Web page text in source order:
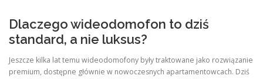
Dlaczego wideodomofon to dziś
standard, a nie luksus?
Jeszcze kilka lat temu wideodomofony były traktowane jako rozwiązanie
premium, dostępne głównie w nowoczesnych apartamentowcach. Dziś